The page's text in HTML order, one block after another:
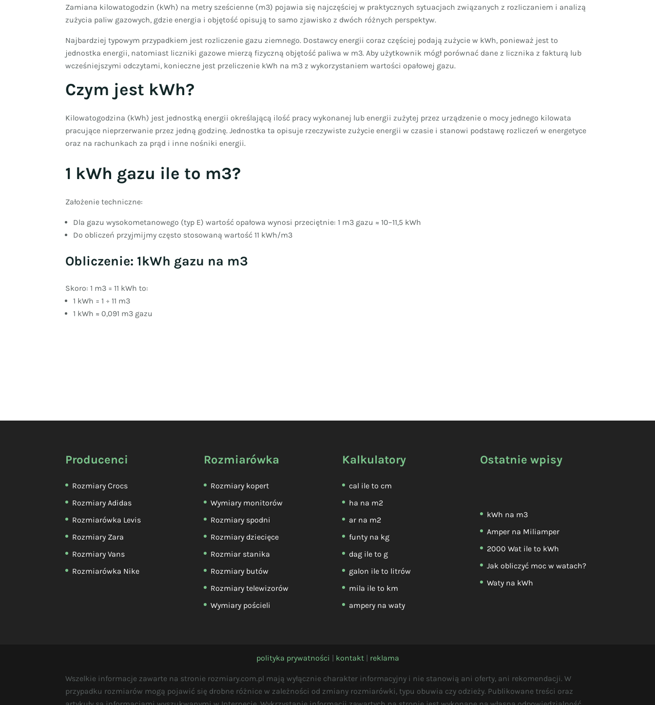
Zamiana kilowatogodzin (kWh) na metry sześcienne (m3) pojawia się najczęściej w praktycznych sytuacjach związanych z rozliczaniem i analizą
zużycia paliw gazowych, gdzie energia i objętość opisują to samo zjawisko z dwóch różnych perspektyw.
Najbardziej typowym przypadkiem jest rozliczenie gazu ziemnego. Dostawcy energii coraz częściej podają zużycie w kWh, ponieważ jest to
jednostka energii, natomiast liczniki gazowe mierzą fizyczną objętość paliwa w m3. Aby użytkownik mógł porównać dane z licznika z fakturą lub
wcześniejszymi odczytami, konieczne jest przeliczenie kWh na m3 z wykorzystaniem wartości opałowej gazu.
Czym jest kWh?
Kilowatogodzina (kWh) jest jednostką energii określającą ilość pracy wykonanej lub energii zużytej przez urządzenie o mocy jednego kilowata
pracujące nieprzerwanie przez jedną godzinę. Jednostka ta opisuje rzeczywiste zużycie energii w czasie i stanowi podstawę rozliczeń w energetyce
oraz na rachunkach za prąd i inne nośniki energii.
1 kWh gazu ile to m3?
Założenie techniczne:
Dla gazu wysokometanowego (typ E) wartość opałowa wynosi przeciętnie: 1 m3 gazu ≈ 10–11,5 kWh
Do obliczeń przyjmijmy często stosowaną wartość 11 kWh/m3
Obliczenie: 1kWh gazu na m3
Skoro: 1 m3 = 11 kWh to:
1 kWh = 1 ÷ 11 m3
1 kWh ≈ 0,091 m3 gazu
Producenci
Rozmiary Crocs
Rozmiary Adidas
Rozmiarówka Levis
Rozmiary Zara
Rozmiary Vans
Rozmiarówka Nike
Rozmiarówka
Rozmiary kopert
Wymiary monitorów
Rozmiary spodni
Rozmiary dziecięce
Rozmiar stanika
Rozmiary butów
Rozmiary telewizorów
Wymiary pościeli
Kalkulatory
cal ile to cm
ha na m2
ar na m2
funty na kg
dag ile to g
galon ile to litrów
mila ile to km
ampery na waty
Ostatnie wpisy
kWh na m3
Amper na Miliamper
2000 Wat ile to kWh
Jak obliczyć moc w watach?
Waty na kWh
polityka prywatności | kontakt| reklama
Wszelkie informacje zawarte na stronie rozmiary.com.pl mają wyłącznie charakter informacyjny i nie stanowią ani oferty, ani rekomendacji. W
przypadku rozmiarów mogą pojawić się drobne różnice w zależności od zmiany rozmiarówki, typu obuwia czy odzieży. Publikowane treści oraz